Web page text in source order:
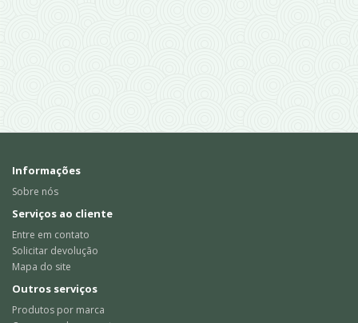
Informações
Sobre nós
Serviços ao cliente
Entre em contato
Solicitar devolução
Mapa do site
Outros serviços
Produtos por marca